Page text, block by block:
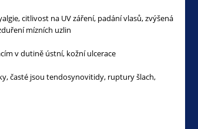
citlivost na UV záření, padání vlasů, zvýšená
mízních uzlin
v dutině ústní, kožní ulcerace
časté jsou tendosynovitidy, ruptury šlach,